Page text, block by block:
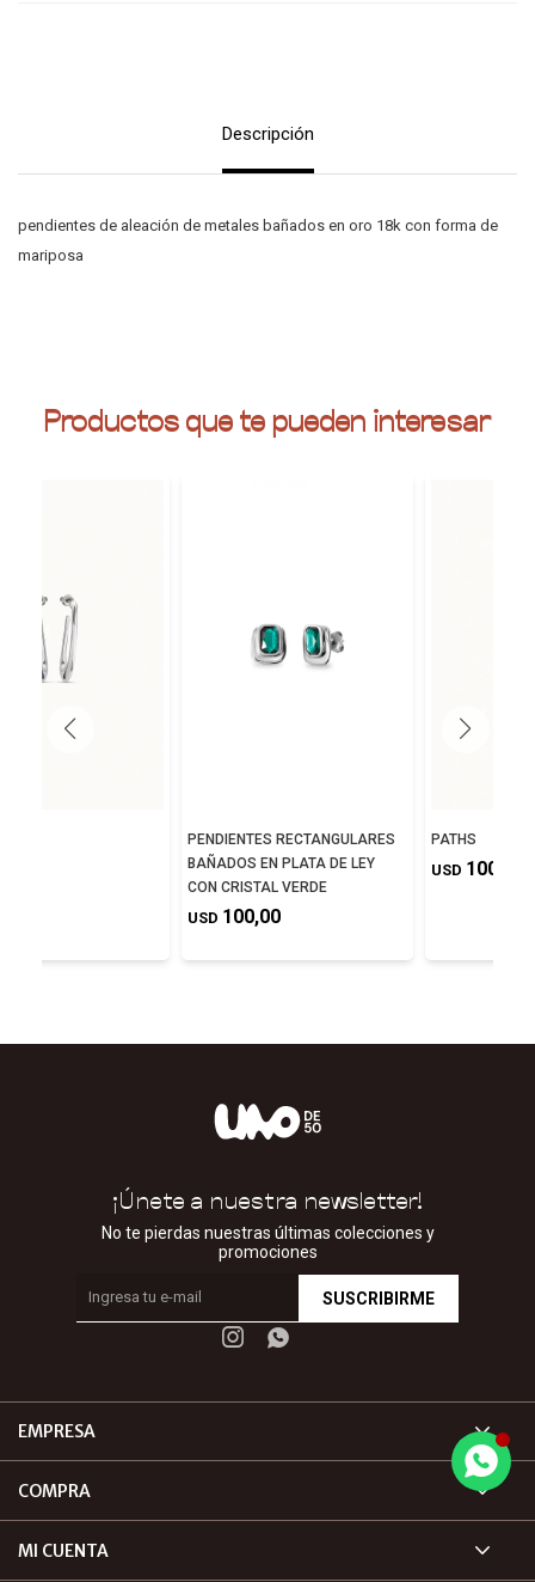
Descripción
pendientes de aleación de metales bañados en oro 18k con forma de
mariposa
Productos que te pueden interesar
PENDIENTES RECTANGULARES
BAÑADOS EN PLATA DE LEY
CON CRISTAL VERDE
USD 100,00
PATHS
USD 100,00
EMPRESA
COMPRA
MI CUENTA
¡Únete a nuestra newsletter!
No te pierdas nuestras últimas colecciones y
promociones
SUSCRIBIRME
 